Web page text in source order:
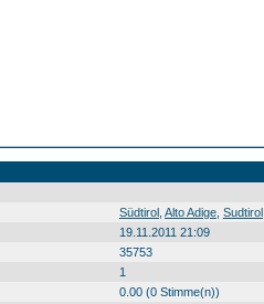
Südtirol Alto Adige Sudtirol
19.11.2011 21:09
35753
1
0.00 (0 Stimme(n))